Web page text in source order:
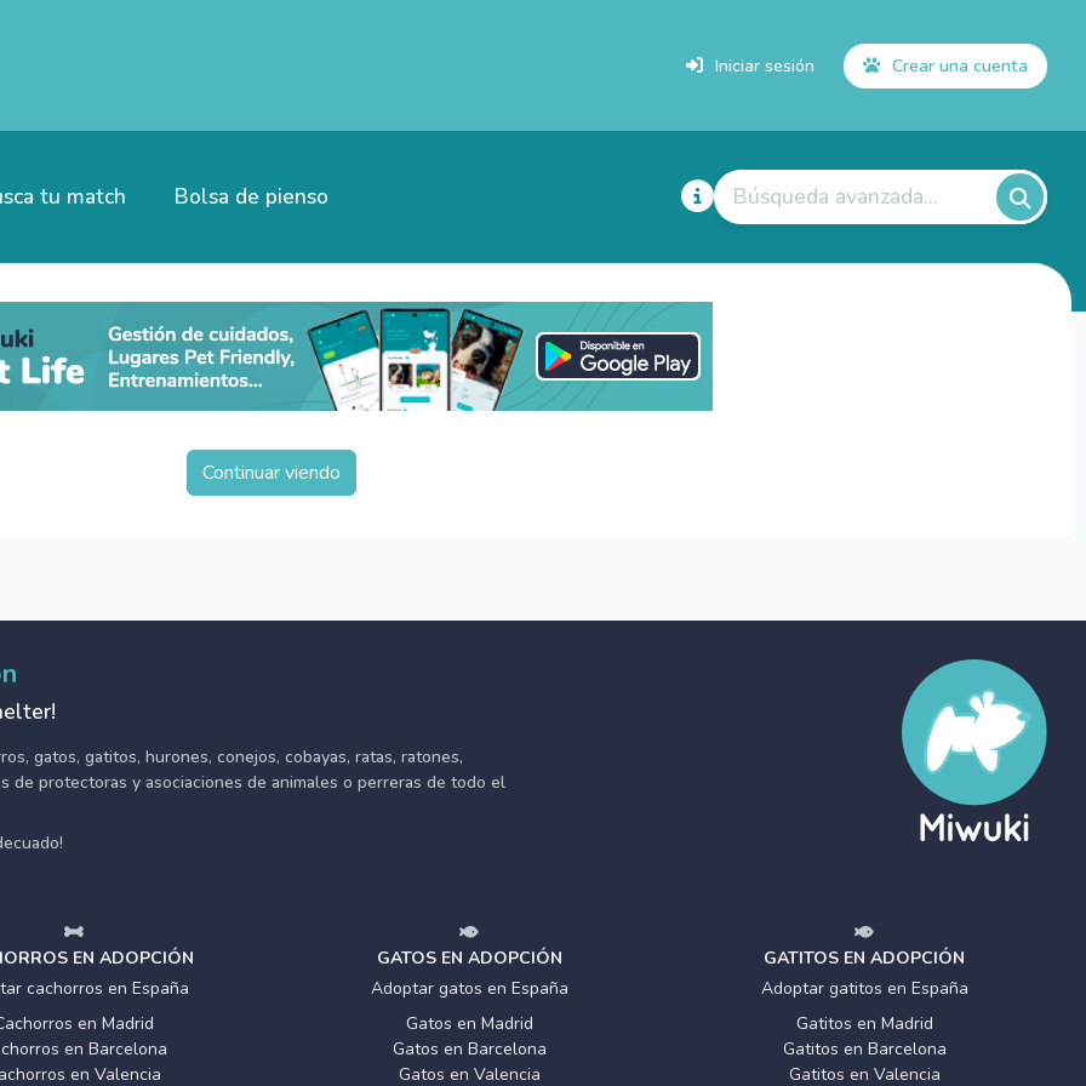
Iniciar sesión Crear una cuenta
tu match Bolsa de pienso Búsqueda avanzada...
Continuar viendo
gatos, gatitos, hurones, conejos, cobayas, ratas, ratones,
de protectoras y asociaciones de animales o perreras de todo el
EN ADOPCIÓN
cachorros en España
en Madrid
en Barcelona
en Valencia
GATOS EN ADOPCIÓN
Adoptar gatos en España
Gatos en Madrid
Gatos en Barcelona
Gatos en Valencia
GATITOS EN ADOPCIÓN
Adoptar gatitos en España
Gatitos en Madrid
Gatitos en Barcelona
Gatitos en Valencia